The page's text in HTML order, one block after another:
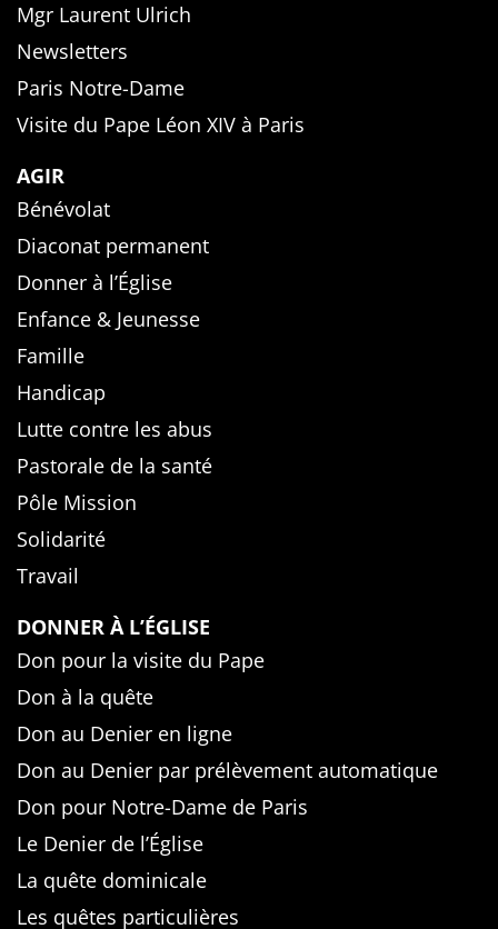
Mgr Laurent Ulrich
Newsletters
Paris Notre-Dame
Visite du Pape Léon XIV à Paris
AGIR
Bénévolat
Diaconat permanent
Donner à l’Église
Enfance & Jeunesse
Famille
Handicap
Lutte contre les abus
Pastorale de la santé
Pôle Mission
Solidarité
Travail
DONNER À L’ÉGLISE
Don pour la visite du Pape
Don à la quête
Don au Denier en ligne
Don au Denier par prélèvement automatique
Don pour Notre-Dame de Paris
Le Denier de l’Église
La quête dominicale
Les quêtes particulières